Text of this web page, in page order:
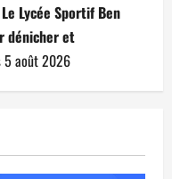
Lycée Sportif Ben
dénicher et
5 août 2026